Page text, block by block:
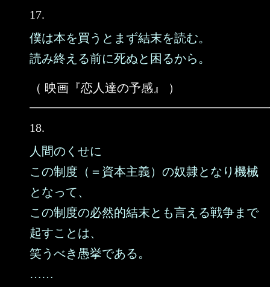
17.
僕は本を買うとまず結末を読む。
読み終える前に死ぬと困るから。
（ 映画『恋人達の予感』 ）
18.
人間のくせに
この制度（＝資本主義）の奴隷となり機械
となって、
この制度の必然的結末とも言える戦争まで
起すことは、
笑うべき愚挙である。
……